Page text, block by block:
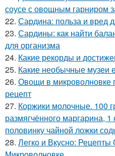
соусе с овощным гарниром
22. Сардина: польза и вред
23. Сардины: как найти
для организма
24. Какие рекорды и
25. Какие необычные музеи
26. Овощи в микроволновке
рецепт
27. Коржики молочные. 100
размягчённого маргарина, 1
половинку чайной ложки
28. Легко и Вкусно: